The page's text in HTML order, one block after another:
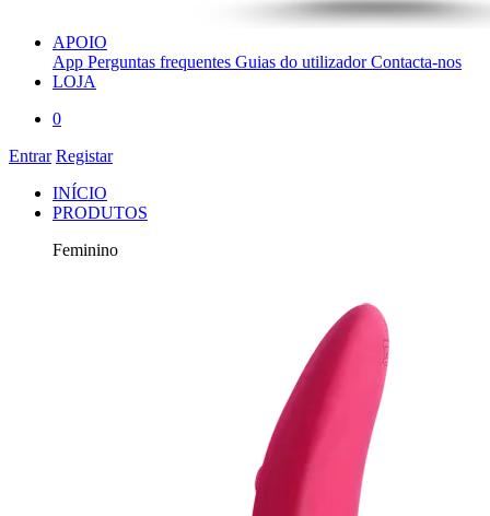
APOIO
App Perguntas frequentes Guias do utilizador Contacta-nos
LOJA
0
Entrar Registar
INÍCIO
PRODUTOS
Feminino